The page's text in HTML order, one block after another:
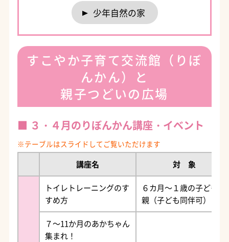
少年自然の家
すこやか子育て交流館（りぼ
んかん）と
親子つどいの広場
３・４月のりぼんかん講座・イベント
講座名 対 象
トイレトレーニングのす
すめ方
６カ月～１歳の子どもの
親（子ども同伴可）
７～11か月のあかちゃん
集まれ！